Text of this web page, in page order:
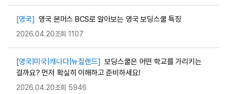
[영국] 영국 본머스 BCS로 알아보는 영국 보딩스쿨 특징
2026.04.20조회 1107
[영국|미국|캐나다|뉴질랜드] 보딩스쿨은 어떤 학교를 가리키는
걸까요? 먼저 확실히 이해하고 준비하세요!
2026.04.20조회 5946